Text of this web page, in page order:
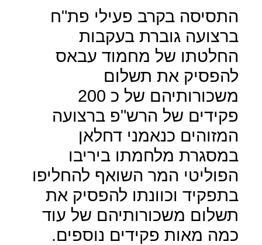
התסיסה בקרב פעילי פת"ח
ברצועה גוברת בעקבות
החלטתו של מחמוד עבאס
להפסיק את תשלום
משכורותיהם של כ 200
פקידים של הרש"פ ברצועה
המזוהים כנאמני דחלאן
במסגרת מלחמתו ביריבו
הפוליטי המר השואף להחליפו
בתפקיד וכוונתו להפסיק את
תשלום משכורותיהם של עוד
כמה מאות פקידים נוספים.